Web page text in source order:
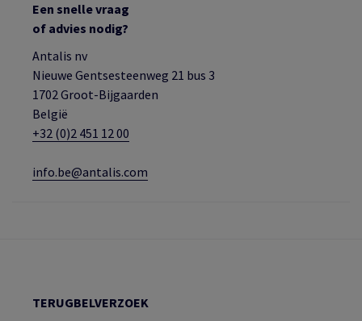
Een snelle vraag
of advies nodig?
Antalis nv
Nieuwe Gentsesteenweg 21 bus 3
1702 Groot-Bijgaarden
België
+32 (0)2 451 12 00
info.be@antalis.com
TERUGBELVERZOEK